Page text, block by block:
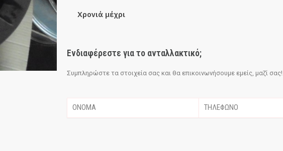
Χρονιά μέχρι
Ενδιαφέρεστε για το ανταλλακτικό;
Συμπληρώστε τα στοιχεία σας και θα επικοινωνήσουμε εμείς, μαζί σας!